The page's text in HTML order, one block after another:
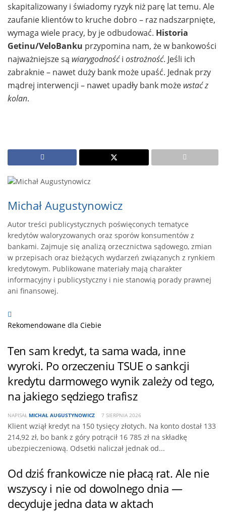
skapitalizowany i świadomy ryzyk niż parę lat temu. Ale
zaufanie klientów to kruche dobro – raz nadszarpnięte,
wymaga wiele pracy, by je odbudować. Historia
Getinu/VeloBanku przypomina nam, że w bankowości
najważniejsze są wiarygodnośći ostrożność. Jeśli ich
zabraknie – nawet duży bank może upaść. Jednak przy
mądrej interwencji – nawet upadły bank może wstać z
kolan.
Michał Augustynowicz
Autor treści publicystycznych poświęconych tematyce
kredytów waloryzowanych oraz sporów konsumentów z
bankami. Zajmuje się analizą orzecznictwa sądowego, zmian
w przepisach oraz bieżących wydarzeń związanych z rynkiem
kredytowym. Publikowane materiały mają charakter
informacyjny i publicystyczny i nie stanowią porady prawnej
ani finansowej.
Rekomendowane dla Ciebie
Ten sam kredyt, ta sama wada, inne
wyroki. Po orzeczeniu TSUE o sankcji
kredytu darmowego wynik zależy od tego,
na jakiego sędziego trafisz
NAPISAŁ MICHAŁ AUGUSTYNOWICZ 7 SIERPNIA 2026
Klient wziął kredyt na 150 tysięcy złotych. Na konto dostał 133
214,92 zł, bo bank z góry potrącił 16 785 zł na składkę
ubezpieczeniową. Odsetki naliczał jednak od...
Od dziś frankowicze nie płacą rat. Ale nie
wszyscy i nie od dowolnego dnia —
decyduje jedna data w aktach